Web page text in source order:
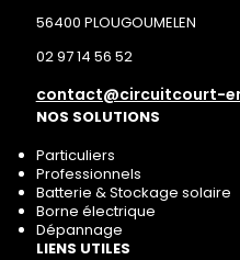
56400 PLOUGOUMELEN
02 97 14 56 52
contact@circuitcourt-
NOS SOLUTIONS
Particuliers
Professionnels
Batterie & Stockage solaire
Borne électrique
Dépannage
LIENS UTILES